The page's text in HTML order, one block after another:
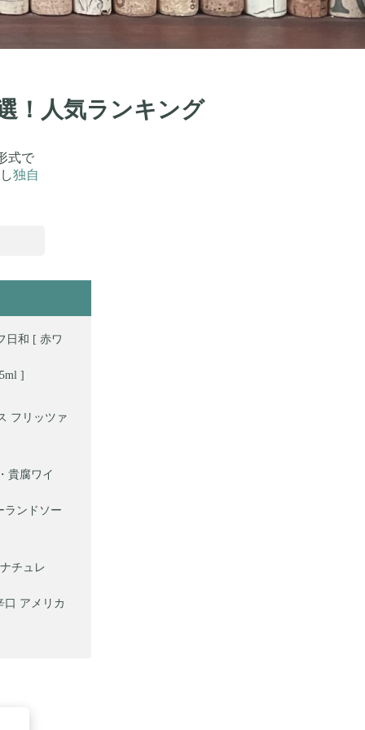
！人気ランキング
式で
独自
日和 [ 赤ワ
]
フリッツァ
貴腐ワイ
ランドソー
チュレ
口 アメリカ